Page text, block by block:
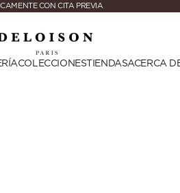
CON CITA PREVIA
Paris
COLECCIONESTIENDASACERCA